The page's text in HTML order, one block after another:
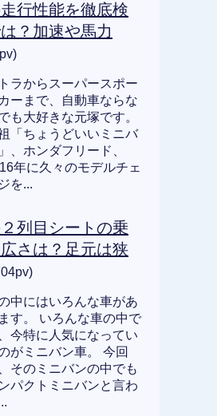
行性能を徹底検
？加速や馬力
ラからスーパースポー
ーまで、自動車ならな
も大好きな元塚です。
「ちょうどいいミニバ
、ホンダフリード、
年に久々のモデルチェ
を...
列目シートの乗
さは？足元は狭
中にはいろんな車があ
す。 いろんな車の中で
今特に人気になってい
がミニバン車。 今回
そのミニバンの中でも
パクトミニバンと言わ